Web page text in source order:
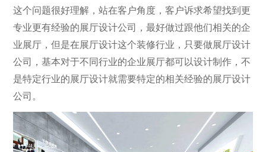
这个问题很好理解，站在客户角度，客户诉求希望找到更
专业更有经验的展厅设计公司，最好做过跟他们相关的企
业展厅，但是在展厅设计这个装修行业，只要做展厅设计
公司，基本对于不同行业的企业展厅都可以设计制作，不
是特定行业的展厅设计就需要特定的相关经验的展厅设计
公司。